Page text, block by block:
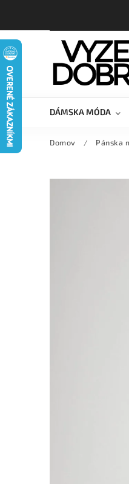
DÁMSKA MÓDA
Domov / Pánska